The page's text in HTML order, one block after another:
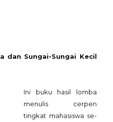
dan Sungai-Sungai Kecil
Ini buku hasil lomba
menulis cerpen
tingkat mahasiswa se-